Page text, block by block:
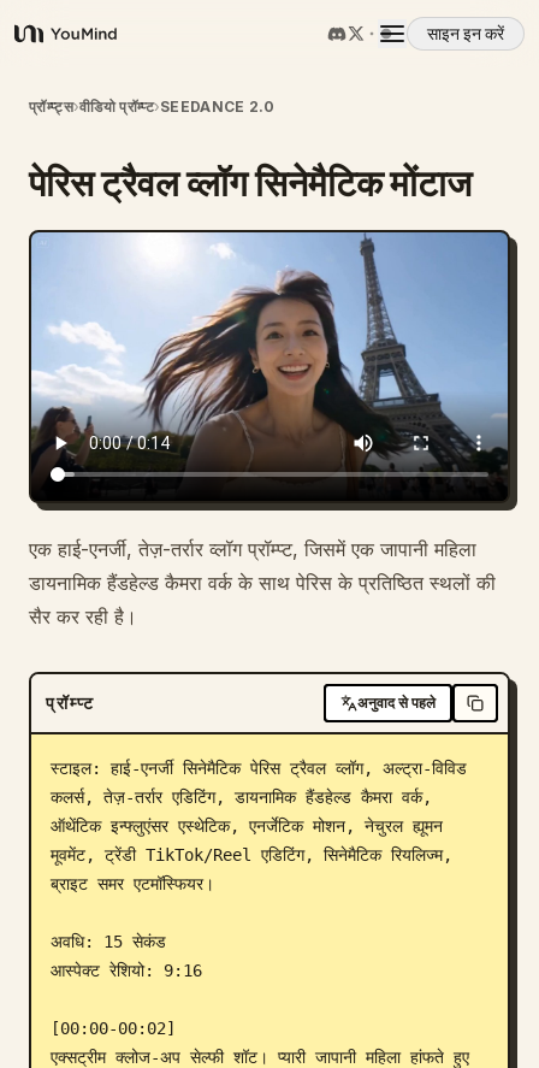
YouMind
साइन इन करें
अवलोकन
उपयोग के मामले
प्रॉम्प्ट
मूल्य निर्धारण
डाउनलोड
ब्लॉग
प्रॉम्प्ट्स›वीडियो प्रॉम्प्ट›SEEDANCE 2.0
पेरिस ट्रैवल व्लॉग सिनेमैटिक मोंटाज
एक हाई-एनर्जी, तेज़-तर्रार व्लॉग प्रॉम्प्ट, जिसमें एक जापानी महिला
डायनामिक हैंडहेल्ड कैमरा वर्क के साथ पेरिस के प्रतिष्ठित स्थलों की
सैर कर रही है।
प्रॉम्प्ट अनुवाद से पहले
स्टाइल: हाई-एनर्जी सिनेमैटिक पेरिस ट्रैवल व्लॉग, अल्ट्रा-विविड
कलर्स, तेज़-तर्रार एडिटिंग, डायनामिक हैंडहेल्ड कैमरा वर्क,
ऑथेंटिक इन्फ्लुएंसर एस्थेटिक, एनर्जेटिक मोशन, नेचुरल ह्यूमन
मूवमेंट, ट्रेंडी TikTok/Reel एडिटिंग, सिनेमैटिक रियलिज्म,
ब्राइट समर एटमॉस्फियर।
अवधि: 15 सेकंड
आस्पेक्ट रेशियो: 9:16
[00:00-00:02]
एक्सट्रीम क्लोज-अप सेल्फी शॉट। प्यारी जापानी महिला हांफते हुए